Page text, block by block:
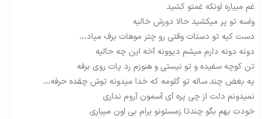
غم میباره اونکه غمتو کشید
واسه تو پر میکشید حالا دورش خالیه
دست کیه تو دستات وقتی رو چتر موهات برف میاد،،،
دونه دونه دارم میشم دیوونه آخه این چه حالیه
تن کوچه سفیده و تو نیستی و هنوزم رد پات روی برفه
یه بغض چند ساله تو گلومه که خدا میدونه توش چقده حرفه،،،
نمیدونم دلت از چی پره آی آسمون آروم نداری
خودت بهم بگو چندتا زمستونو برام بی اون میباری